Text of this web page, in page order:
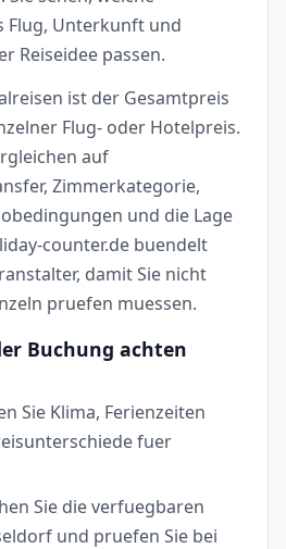
Flug, Unterkunft und
Reiseidee passen.
ist der Gesamtpreis
Flug- oder Hotelpreis.
auf
Zimmerkategorie,
und die Lage
counter.de buendelt
damit Sie nicht
pruefen muessen.
Buchung achten
Sie Klima, Ferienzeiten
fuer
Sie die verfuegbaren
und pruefen Sie bei